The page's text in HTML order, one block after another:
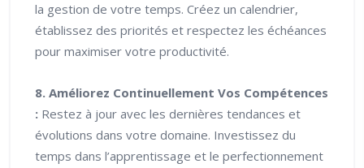
la gestion de votre temps. Créez un calendrier,
établissez des priorités et respectez les échéances
pour maximiser votre productivité.
8. Améliorez Continuellement Vos Compétences
: Restez à jour avec les dernières tendances et
évolutions dans votre domaine. Investissez du
temps dans l’apprentissage et le perfectionnement